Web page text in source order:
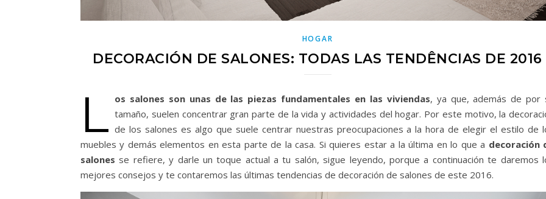
HOGAR
DECORACIÓN DE SALONES: TODAS LAS TENDÊNCIAS DE 2016
L os salones son unas de las piezas fundamentales en las viviendas, ya que, además de por
tamaño, suelen concentrar gran parte de la vida y actividades del hogar. Por este motivo, la
de los salones es algo que suele centrar nuestras preocupaciones a la hora de elegir el estilo de
muebles y demás elementos en esta parte de la casa. Si quieres estar a la última en lo que a decoración
salones se refiere, y darle un toque actual a tu salón, sigue leyendo, porque a continuación te daremos
mejores consejos y te contaremos las últimas tendencias de decoración de salones de este 2016.